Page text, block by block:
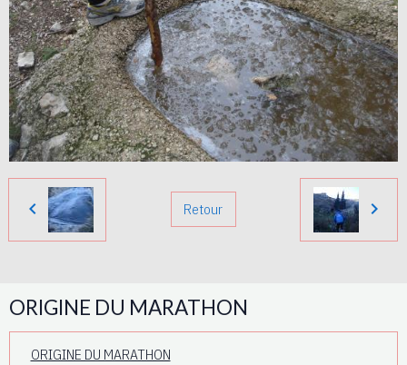
Retour
ORIGINE DU MARATHON
ORIGINE DU MARATHON